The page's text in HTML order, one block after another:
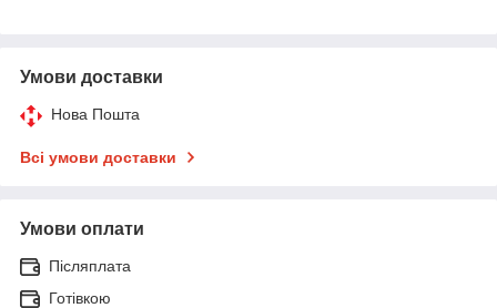
Умови доставки
Нова Пошта
Всі умови доставки
Умови оплати
Післяплата
Готівкою